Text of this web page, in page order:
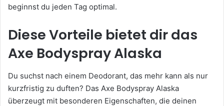
beginnst du jeden Tag optimal.
Diese Vorteile bietet dir das
Axe Bodyspray Alaska
Du suchst nach einem Deodorant, das mehr kann als nur
kurzfristig zu duften? Das Axe Bodyspray Alaska
überzeugt mit besonderen Eigenschaften, die deinen